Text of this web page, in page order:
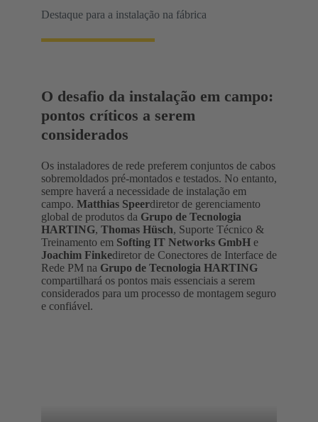
Destaque para a instalação na fábrica
O desafio da instalação em campo:
pontos críticos a serem
considerados
Os instaladores de rede preferem conjuntos de cabos
sobremoldados pré-montados e testados. No entanto,
sempre haverá a necessidade de instalação em
campo. Matthias Speerdiretor de gerenciamento
global de produtos da Grupo de Tecnologia
HARTING, Thomas Hüsch, Suporte Técnico &
Treinamento em Softing IT Networks GmbH e
Joachim Finkediretor de Conectores de Interface de
Rede PM na Grupo de Tecnologia HARTING
compartilhará os pontos mais essenciais a serem
considerados para um processo de montagem seguro
e confiável.